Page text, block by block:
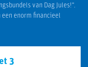
van Dag Jules!".
een enorm financieel
3